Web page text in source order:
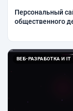
Персональный
общественного
ВЕБ-РАЗРАБОТКА И IT